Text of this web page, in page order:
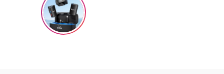
Ürün resmi kalitesiz, bozuk veya görüntülenemiyor.
Ürün açıklamasında eksik bilgiler bulunuyor.